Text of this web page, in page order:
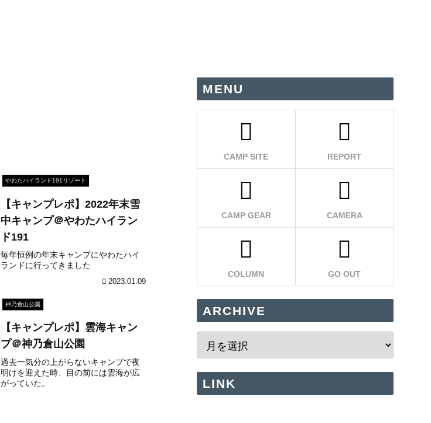
やわたハイランド191リゾート
【キャンプレポ】2022年末雪
中キャンプ＠やわたハイラン
ド191
毎年恒例の年末キャンプにやわたハイ
ランドに行ってきました
2023.01.09
神乃倉山公園
【キャンプレポ】雲海キャン
プ＠神乃倉山公園
過去一気分の上がらないキャンプで夜
明けを迎えた時、目の前には雲海が広
がっていた。
MENU
CAMP SITE REPORT
CAMP GEAR CAMERA
COLUMN GO OUT
ARCHIVE
LINK